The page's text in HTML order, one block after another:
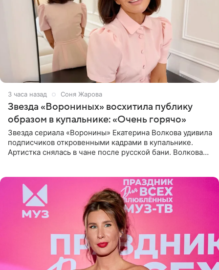
3 часа назад Соня Жарова
Звезда «Ворониных» восхитила публику
образом в купальнике: «Очень горячо»
Звезда сериала «Воронины» Екатерина Волкова удивила
подписчиков откровенными кадрами в купальнике.
Артистка снялась в чане после русской бани. Волкова